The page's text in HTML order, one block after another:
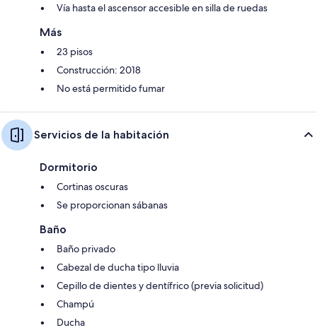
Vía hasta el ascensor accesible en silla de ruedas
Más
23 pisos
Construcción: 2018
No está permitido fumar
Servicios de la habitación
Dormitorio
Cortinas oscuras
Se proporcionan sábanas
Baño
Baño privado
Cabezal de ducha tipo lluvia
Cepillo de dientes y dentífrico (previa solicitud)
Champú
Ducha